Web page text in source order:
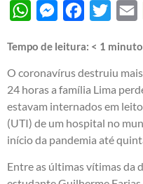
WhatsAppMessengerFacebook
Twitter
Tempo de leitura: < 1 minuto
O coronavírus destruiu
24 horas a família Lima
estavam internados em
(UTI) de um hospital no
início da pandemia até
Entre as últimas vítimas da